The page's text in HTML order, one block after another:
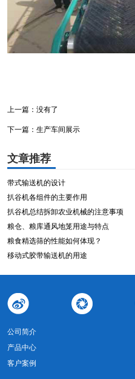
上一篇： 没有了
下一篇： 生产车间展示
文章推荐
带式输送机的设计
扒谷机各组件的主要作用
扒谷机总结拆卸农业机械的注意事项
粮仓、粮库通风地笼用途与特点
粮食精选筛的性能如何体现？
移动式胶带输送机的用途
公司简介
产品中心
客户案例